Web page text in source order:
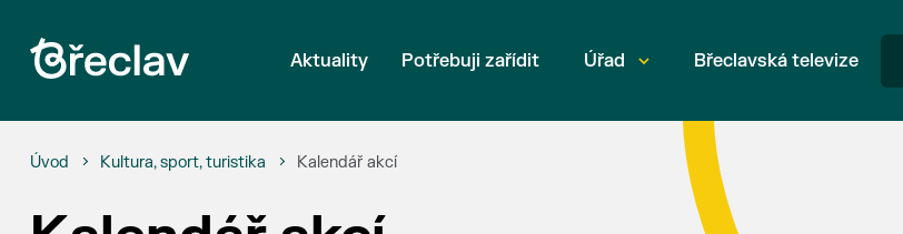
Aktuality Potřebuji zařídit Úřad Břeclavská televize
Úvod Kultura, sport, turistika Kalendář akcí